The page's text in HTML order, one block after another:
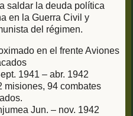
saldar la deuda política
en la Guerra Civil y
del régimen.
en el frente Aviones
1941 – abr. 1942
misiones, 94 combates
Jun. – nov. 1942